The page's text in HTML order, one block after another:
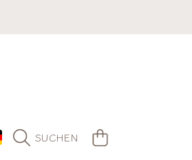
REGION
SUCHENWARENKORB